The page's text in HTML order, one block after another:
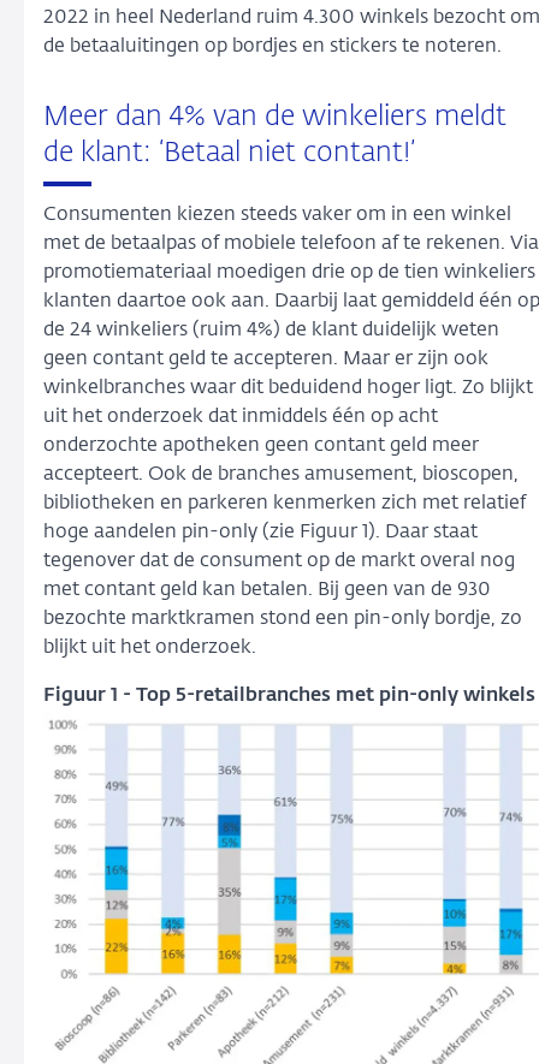
2022 in heel Nederland ruim 4.300 winkels bezocht om
de betaaluitingen op bordjes en stickers te noteren.
Meer dan 4% van de winkeliers meldt
de klant: ‘Betaal niet contant!’
Consumenten kiezen steeds vaker om in een winkel
met de betaalpas of mobiele telefoon af te rekenen. Via
promotiemateriaal moedigen drie op de tien winkeliers
klanten daartoe ook aan. Daarbij laat gemiddeld één op
de 24 winkeliers (ruim 4%) de klant duidelijk weten
geen contant geld te accepteren. Maar er zijn ook
winkelbranches waar dit beduidend hoger ligt. Zo blijkt
uit het onderzoek dat inmiddels één op acht
onderzochte apotheken geen contant geld meer
accepteert. Ook de branches amusement, bioscopen,
bibliotheken en parkeren kenmerken zich met relatief
hoge aandelen pin-only (zie Figuur 1). Daar staat
tegenover dat de consument op de markt overal nog
met contant geld kan betalen. Bij geen van de 930
bezochte marktkramen stond een pin-only bordje, zo
blijkt uit het onderzoek.
Figuur 1 - Top 5-retailbranches met pin-only winkels
Vergroot
de
afbeelding:
5-
retailbranches
met
pin-
only
winkels